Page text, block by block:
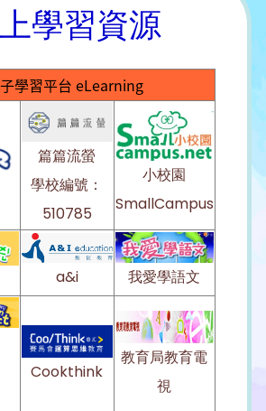
學習資源
學習平台 eLearning
篇篇流螢
學校編號：
510785
小校園
SmallCampus
a&i 我愛學語文
Cookthink
教育局教育電
視